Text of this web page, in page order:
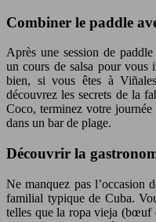
Combiner le paddle
Après une session de
un cours de salsa pour vous
bien, si vous êtes à
découvrez les secrets de la
Coco, terminez votre
dans un bar de plage.
Découvrir la
Ne manquez pas l’occasion
familial typique de Cuba.
telles que la ropa vieja